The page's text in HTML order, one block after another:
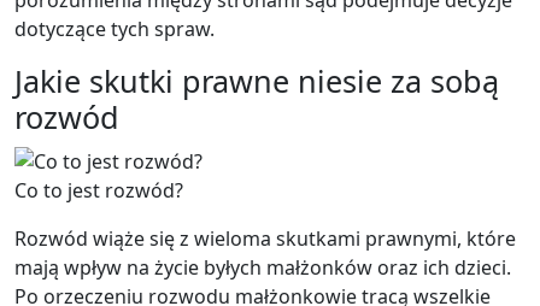
dotyczące tych spraw.
Jakie skutki prawne niesie za sobą
rozwód
Co to jest rozwód?
Rozwód wiąże się z wieloma skutkami prawnymi, które
mają wpływ na życie byłych małżonków oraz ich dzieci.
Po orzeczeniu rozwodu małżonkowie tracą wszelkie